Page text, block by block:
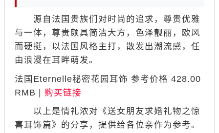
源自法国贵族们对时尚的追求，尊贵优雅
与一体，尊贵颇具简洁大方，色泽靓丽，欧风
而硬挺，以法国风格主打，散发出潮流感，任
由浪漫在耳畔萌发。
法国Eternelle秘密花园耳饰 参考价格 428.00
RMB | 购买链接
以上是情礼浓对《送女朋友求婚礼物之惊
喜耳饰篇》的分享，提供给各位亲作为参考。